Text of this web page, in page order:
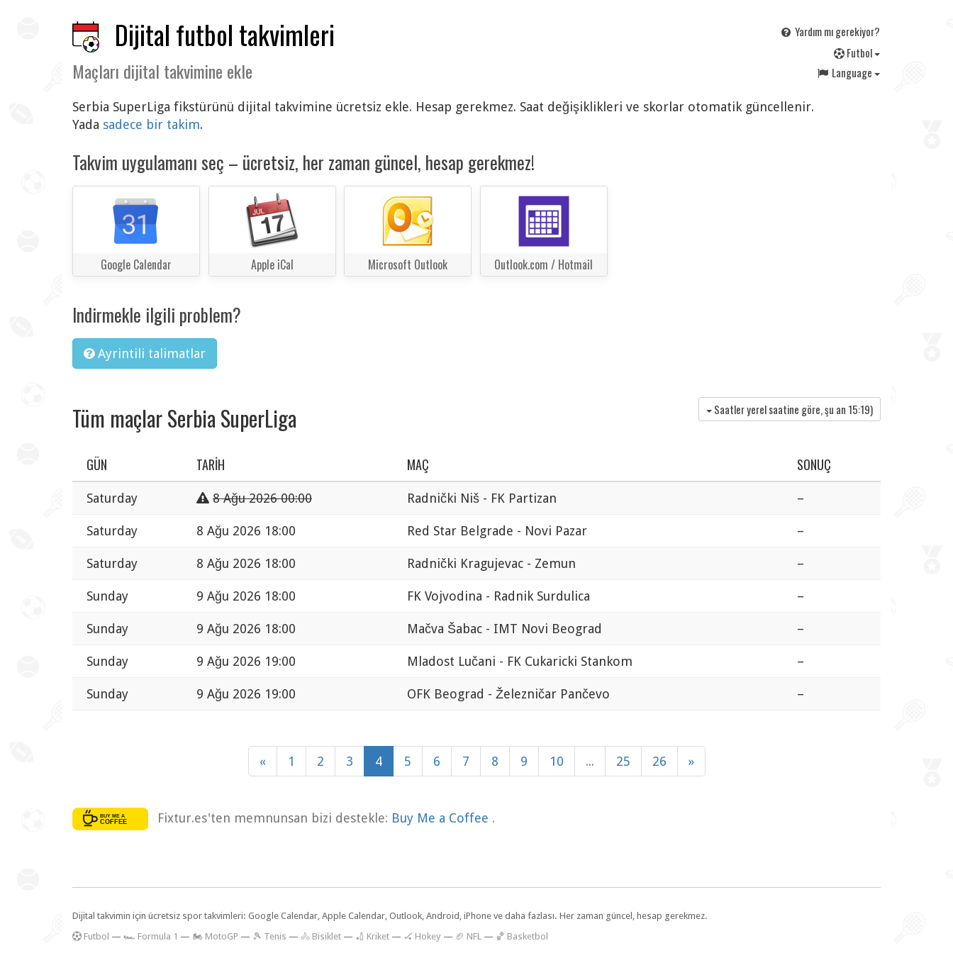
Dijital futbol takvimleri
Maçları dijital takvimine ekle
Yardım mı gerekiyor?
Futbol
Language
Serbia SuperLiga fikstürünü dijital takvimine ücretsiz ekle. Hesap gerekmez. Saat değişiklikleri ve skorlar otomatik güncellenir.
Yada sadece bir takim.
Takvim uygulamanı seç – ücretsiz, her zaman güncel, hesap gerekmez!
Google Calendar Apple iCal Microsoft Outlook Outlook.com / Hotmail
Indirmekle ilgili problem?
Ayrintili talimatlar
Tüm maçlar Serbia SuperLiga Saatler yerel saatine göre, şu an 15:19)
GÜN TARIH MAÇ SONUÇ
Saturday 8 Ağu 2026 00:00 Radnički Niš - FK Partizan –
Saturday 8 Ağu 2026 18:00 Red Star Belgrade - Novi Pazar –
Saturday 8 Ağu 2026 18:00 Radnički Kragujevac - Zemun –
Sunday 9 Ağu 2026 18:00 FK Vojvodina - Radnik Surdulica –
Sunday 9 Ağu 2026 18:00 Mačva Šabac - IMT Novi Beograd –
Sunday 9 Ağu 2026 19:00 Mladost Lučani - FK Cukaricki Stankom –
Sunday 9 Ağu 2026 19:00 OFK Beograd - Železničar Pančevo –
« 1 2 3 4 5 6 7 8 9 10 ... 25 26 »
Fixtur.es'ten memnunsan bizi destekle: Buy Me a Coffee .
Dijital takvimin için ücretsiz spor takvimleri: Google Calendar, Apple Calendar, Outlook, Android, iPhone ve daha fazlası. Her zaman güncel, hesap gerekmez.
Futbol — 🏎️ Formula 1 — 🏍 MotoGP — 🎾 Tenis — 🚴 Bisiklet — 🏏 Kriket — 🏑 Hokey — 🏈 NFL — 🏀 Basketbol